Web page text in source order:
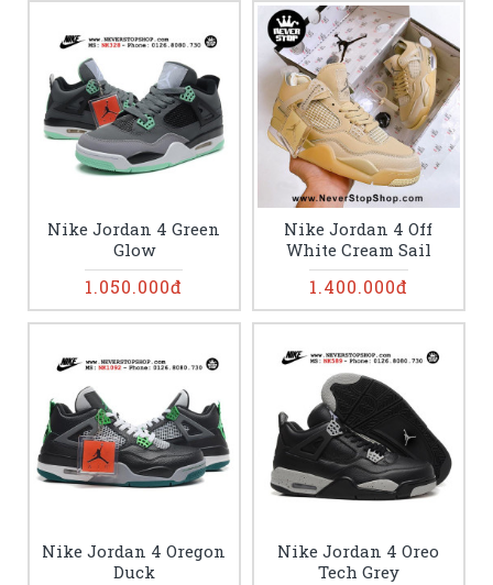
Nike Jordan 4 Green
Glow
1.050.000đ
Nike Jordan 4 Off
White Cream Sail
1.400.000đ
Nike Jordan 4 Oregon
Duck
Nike Jordan 4 Oreo
Tech Grey